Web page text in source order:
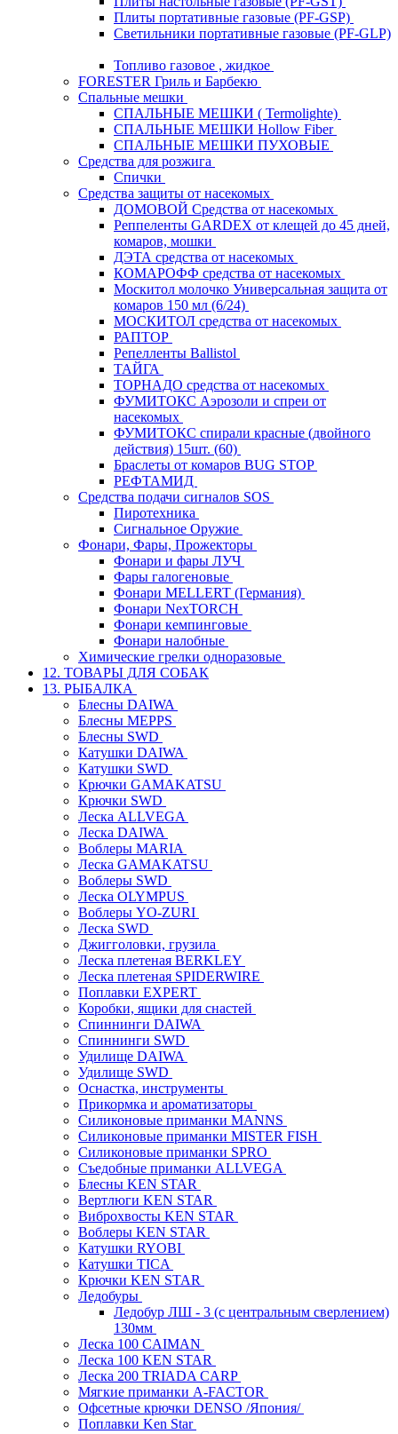
Плиты портативные газовые (PF-GSP)
Светильники портативные газовые (PF-GLP)
Топливо газовое , жидкое
FORESTER Гриль и Барбекю
Спальные мешки
СПАЛЬНЫЕ МЕШКИ ( Termolighte)
СПАЛЬНЫЕ МЕШКИ Hollow Fiber
СПАЛЬНЫЕ МЕШКИ ПУХОВЫЕ
Средства для розжига
Спички
Средства защиты от насекомых
ДОМОВОЙ Средства от насекомых
Реппеленты GARDEX от клещей до 45 дней,
комаров, мошки
ДЭТА средства от насекомых
КОМАРОФФ средства от насекомых
Москитол молочко Универсальная защита от
комаров 150 мл (6/24)
МОСКИТОЛ средства от насекомых
РАПТОР
Репелленты Ballistol
ТАЙГА
ТОРНАДО средства от насекомых
ФУМИТОКС Аэрозоли и спреи от
насекомых
ФУМИТОКС спирали красные (двойного
действия) 15шт. (60)
Браслеты от комаров BUG STOP
РЕФТАМИД
Средства подачи сигналов SOS
Пиротехника
Сигнальное Оружие
Фонари, Фары, Прожекторы
Фонари и фары ЛУЧ
Фары галогеновые
Фонари MELLERT (Германия)
Фонари NexTORCH
Фонари кемпинговые
Фонари налобные
Химические грелки одноразовые
12. ТОВАРЫ ДЛЯ СОБАК
13. РЫБАЛКА
Блесны DAIWA
Блесны MEPPS
Блесны SWD
Катушки DAIWA
Катушки SWD
Крючки GAMAKATSU
Крючки SWD
Леска ALLVEGA
Леска DAIWA
Воблеры MARIA
Леска GAMAKATSU
Воблеры SWD
Леска OLYMPUS
Воблеры YO-ZURI
Леска SWD
Джигголовки, грузила
Леска плетеная BERKLEY
Леска плетеная SPIDERWIRE
Поплавки EXPERT
Коробки, ящики для снастей
Спиннинги DAIWA
Спиннинги SWD
Удилище DAIWA
Удилище SWD
Оснастка, инструменты
Прикормка и ароматизаторы
Силиконовые приманки MANNS
Силиконовые приманки MISTER FISH
Силиконовые приманки SPRO
Съедобные приманки ALLVEGA
Блесны KEN STAR
Вертлюги KEN STAR
Виброхвосты KEN STAR
Воблеры KEN STAR
Катушки RYOBI
Катушки TICA
Крючки KEN STAR
Ледобуры
Ледобур ЛШ - 3 (с центральным сверлением)
130мм
Леска 100 CAIMAN
Леска 100 KEN STAR
Леска 200 TRIADA CARP
Мягкие приманки A-FACTOR
Офсетные крючки DENSO /Япония/
Поплавки Ken Star